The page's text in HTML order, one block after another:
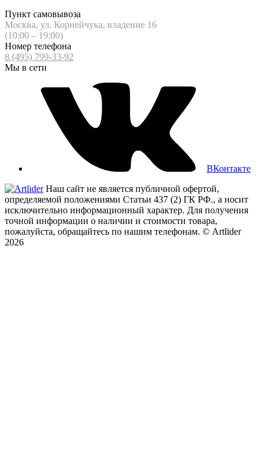
Пункт самовывоза
Москва, ул. Корнейчука, владение 16
(10:00 – 19:00)
Номер телефона
8 (495) 799-33-92
Мы в сети
ВКонтакте
Наш сайт не является публичной офертой,
определяемой положениями Статьи 437 (2) ГК РФ., а носит
исключительно информационный характер. Для получения
точной информации о наличии и стоимости товара,
пожалуйста, обращайтесь по нашим телефонам. © Artlider
2026